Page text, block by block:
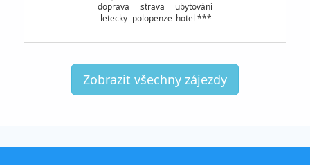
doprava
letecky
strava
polopenze
ubytování
hotel ***
Zobrazit všechny zájezdy